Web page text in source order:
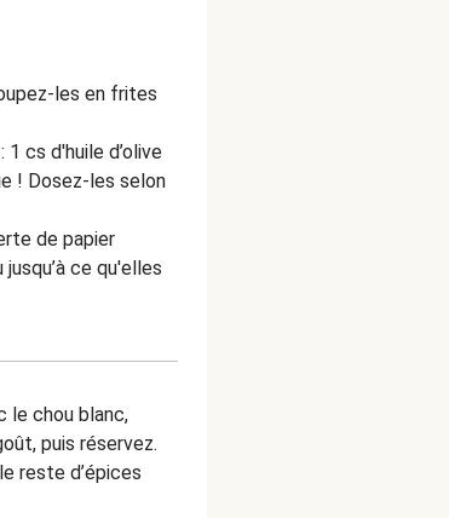
les en frites
cs d'huile d’olive
! Dosez-les selon
de papier
ce qu'elles
le chou blanc,
puis réservez.
reste d’épices